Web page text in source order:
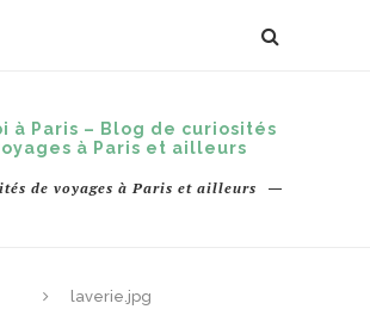
de voyages à Paris et ailleurs
laverie.jpg